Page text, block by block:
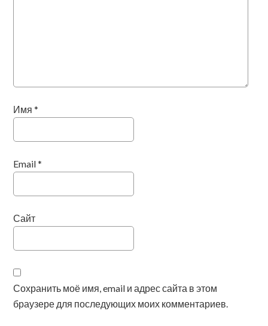
Имя*
Email*
Сайт
Сохранить моё имя, email и адрес сайта в этом
браузере для последующих моих комментариев.